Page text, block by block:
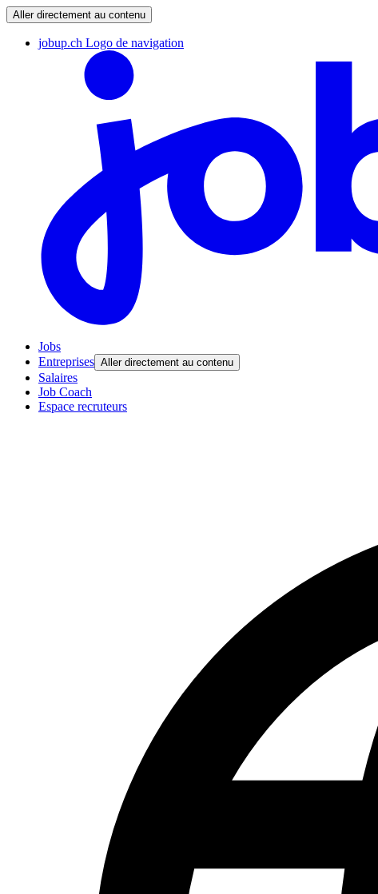
Aller directement au contenu
jobup.ch Logo de navigation
Jobs
Entreprises Aller directement au contenu
Salaires
Job Coach
Espace recruteurs